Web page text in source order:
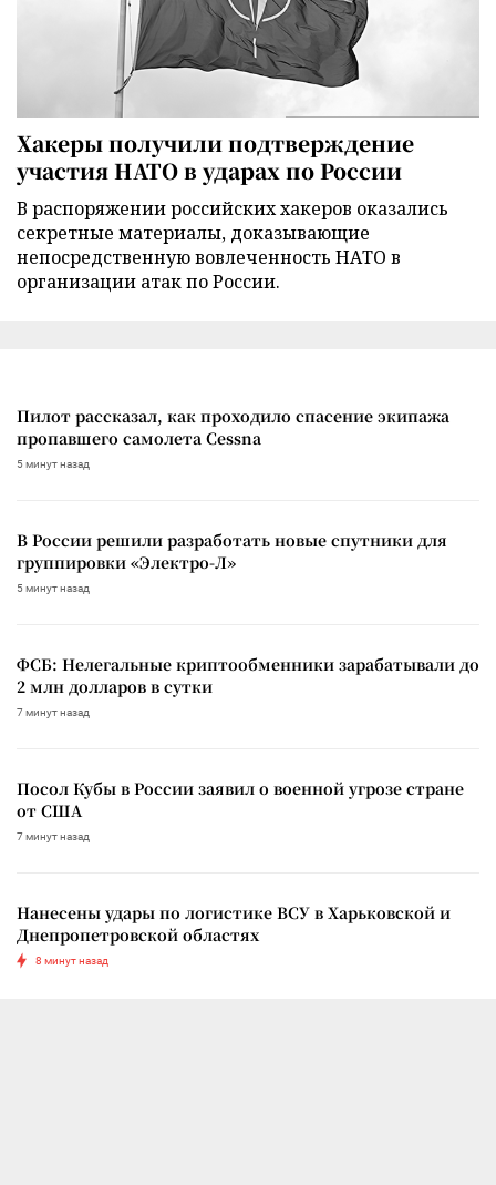
Хакеры получили подтверждение
участия НАТО в ударах по России
В распоряжении российских хакеров оказались
секретные материалы, доказывающие
непосредственную вовлеченность НАТО в
организации атак по России.
Пилот рассказал, как проходило спасение экипажа
пропавшего самолета Cessna
5 минут назад
В России решили разработать новые спутники для
группировки «Электро-Л»
5 минут назад
ФСБ: Нелегальные криптообменники зарабатывали до
2 млн долларов в сутки
7 минут назад
Посол Кубы в России заявил о военной угрозе стране
от США
7 минут назад
Нанесены удары по логистике ВСУ в Харьковской и
Днепропетровской областях
8 минут назад